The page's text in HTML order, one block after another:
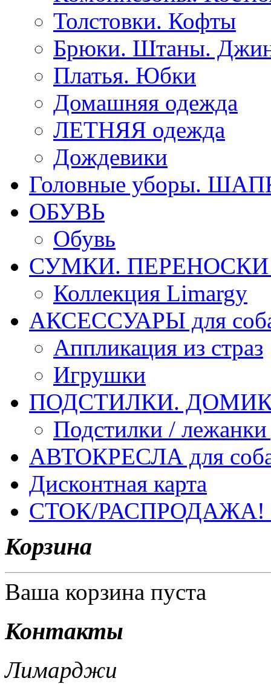
Толстовки. Кофты
Брюки. Штаны.
Платья. Юбки
Домашняя одежда
ЛЕТНЯЯ одежда
Дождевики
Головные уборы.
ОБУВЬ
Обувь
СУМКИ. ПЕРЕНОСКИ
Коллекция Limargy
АКСЕССУАРЫ для
Аппликация из страз
Игрушки
ПОДСТИЛКИ. ДОМИКИ
Подстилки / лежанки
АВТОКРЕСЛА для
Дисконтная карта
СТОК/
Корзина
Ваша корзина пуста
Контакты
Лимарджи